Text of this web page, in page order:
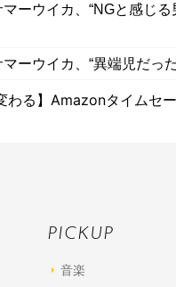
ーウイカ、“NGと感じ
ーウイカ、“異端児だっ
わる】Amazonタイムセ
PICKUP
音楽